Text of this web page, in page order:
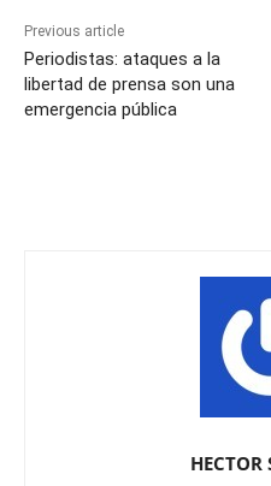
Previous article
Periodistas: ataques a la
libertad de prensa son una
emergencia pública
HECTOR